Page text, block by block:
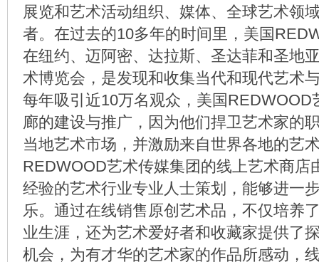
展览和艺术活动组织、媒体、全球艺术领
者。在过去的10多年的时间里，美国
在纽约、迈阿密、达拉斯、圣达菲和圣地
术博览会，是发现和收集当代和现代艺术
每年吸引近10万名观众，美国REDWOOD
廊的建设与推广，因为他们捍卫艺术家的
当地艺术市场，并激励来自世界各地的艺
REDWOOD艺术传媒集团的线上艺术商店
经验的艺术行业专业人士策划，能够进一
乐。通过在线销售原创艺术品，不仅培养
业生涯，还为艺术爱好者和收藏家提供了
机会，为有才华的艺术家的作品所感动，